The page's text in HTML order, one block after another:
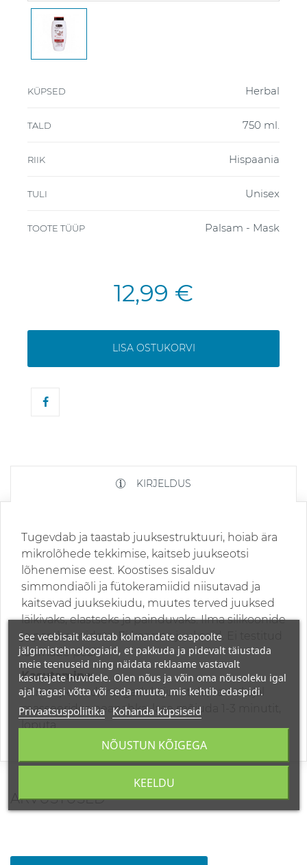
KÜPSED Herbal
TALD 750 ml.
RIIK Hispaania
TULI Unisex
TOOTE TÜÜP Palsam - Mask
12,99 €
LISA OSTUKORVI
KIRJELDUS
Tugevdab ja taastab juuksestruktuuri, hoiab ära
mikrolõhede tekkimise, kaitseb juukseotsi
lõhenemise eest. Koostises sisalduv
simmondiaõli ja fütokeramiidid niisutavad ja
kaitsevad juuksekiudu, muutes terved juuksed
läikivaks, elastseks ja painduvaks. Ilma silikoonide
ja parabeenideta. Ei koorma juukseid. Ei testitud
loomade peal.
Kasutamine:
Kanna pestud/märgadele juustele, samal ajal
masseerides peanahka, lase mõjuda 1-3 minutit,
loputa.
ARVUSTUSED
See veebisait kasutab kolmandate osapoolte
jälgimistehnoloogiaid, et pakkuda ja pidevalt täiustada
meie teenuseid ning näidata reklaame vastavalt
kasutajate huvidele. Olen nõus ja võin oma nõusoleku igal
ajal tagasi võtta või seda muuta, mis kehtib edaspidi.
Privaatsuspoliitika Kohanda küpsiseid
KEELDU
NÕUSTUN KÕIGEGA